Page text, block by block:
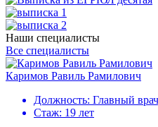
Наши специалисты
Все специалисты
Каримов Равиль Рамилович
Должность: Главный
Стаж: 19 лет